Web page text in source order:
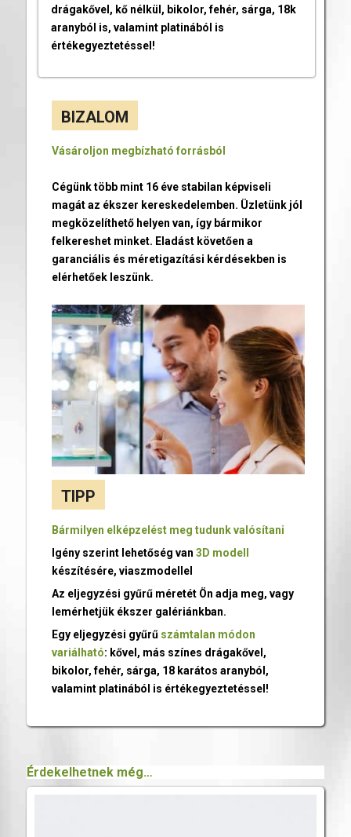
drágakővel, kő nélkül, bikolor, fehér, sárga, 18k
aranyból is, valamint platinából is
értékegyeztetéssel!
BIZALOM
Vásároljon megbízható forrásból
Cégünk több mint 16 éve stabilan képviseli
magát az ékszer kereskedelemben. Üzletünk jól
megközelíthető helyen van, így bármikor
felkereshet minket. Eladást követően a
garanciális és méretigazítási kérdésekben is
elérhetőek leszünk.
TIPP
Bármilyen elképzelést meg tudunk valósítani
Igény szerint lehetőség van 3D modell
készítésére, viaszmodellel
Az eljegyzési gyűrű méretét Ön adja meg, vagy
lemérhetjük ékszer galériánkban.
Egy eljegyzési gyűrű számtalan módon
variálható: kővel, más színes drágakővel,
bikolor, fehér, sárga, 18 karátos aranyból,
valamint platinából is értékegyeztetéssel!
Érdekelhetnek még…